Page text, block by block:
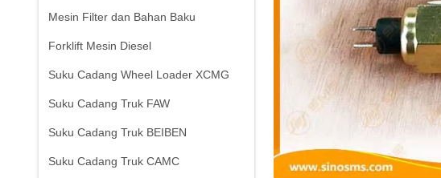
Mesin Filter dan Bahan Baku
Forklift Mesin Diesel
Suku Cadang Wheel Loader XCMG
Suku Cadang Truk FAW
Suku Cadang Truk BEIBEN
Suku Cadang Truk CAMC